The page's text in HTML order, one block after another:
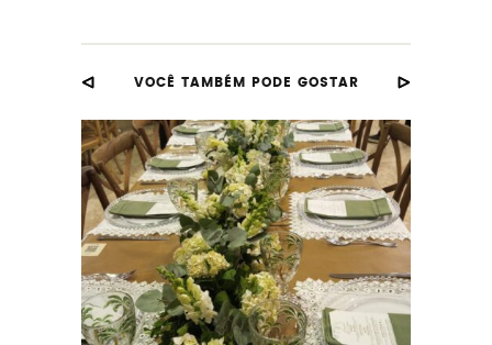
DECORACAODECASAMENTO
DECORAÇÃOLINDA TAISVALENTE
TAISVALENTEDECORAÇAO
TAISVALENTEEVENTOS
VOCÊ TAMBÉM PODE GOSTAR